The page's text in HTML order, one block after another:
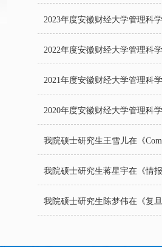
2023年度安徽财经大学管理科
2022年度安徽财经大学管理科
2021年度安徽财经大学管理科
2020年度安徽财经大学管理科
我院硕士研究生王雪儿在《
我院硕士研究生蒋星宇在《情
我院硕士研究生陈梦伟在《复